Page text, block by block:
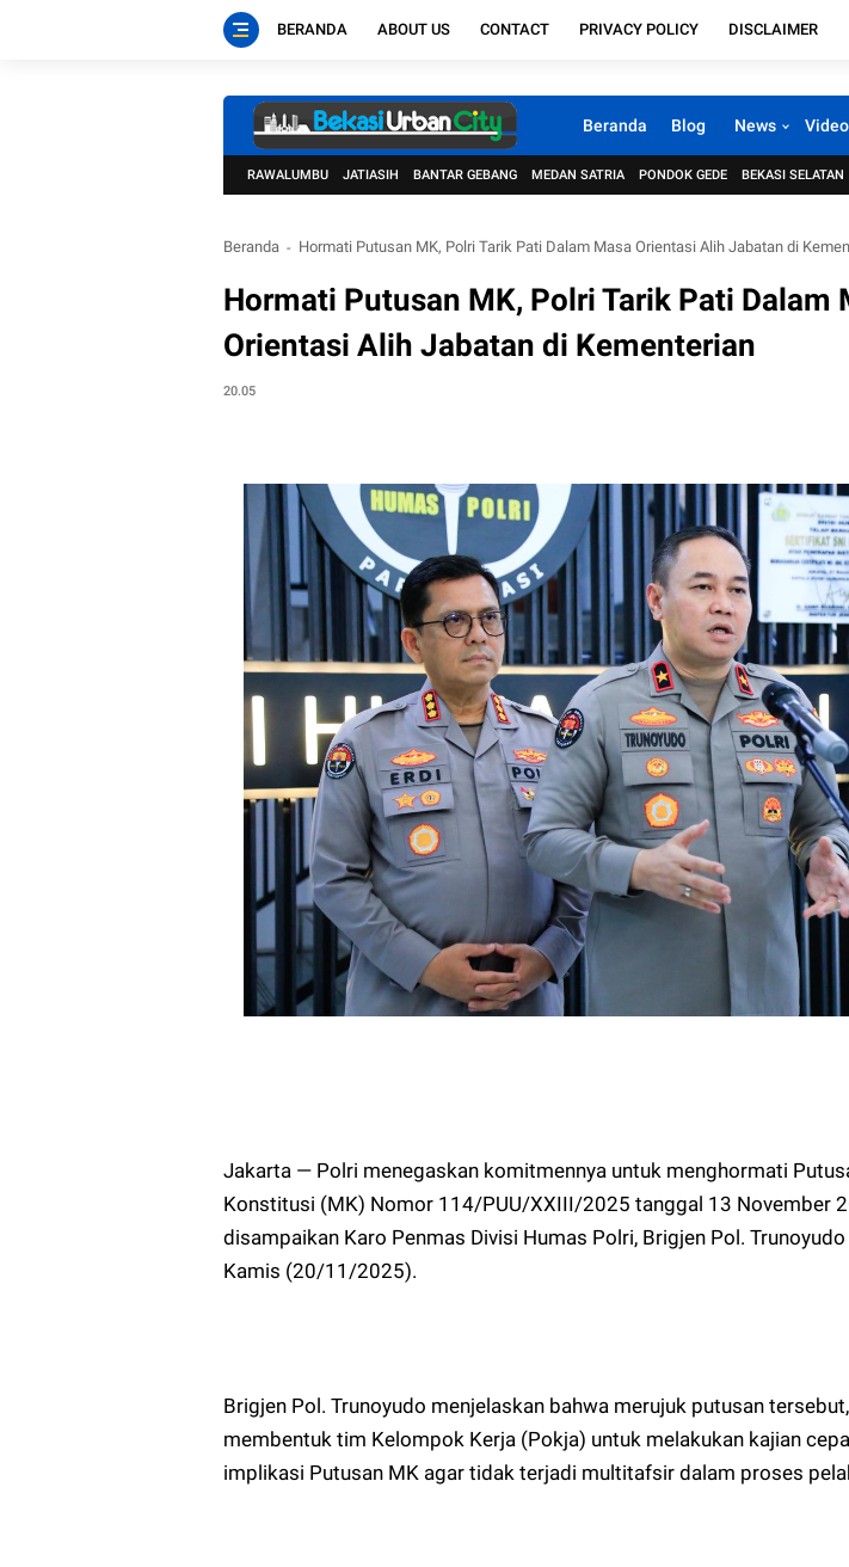
BERANDA ABOUT US CONTACT PRIVACY POLICY DISCLAIMER
Beranda Blog News Video
RAWALUMBU JATIASIH BANTAR GEBANG MEDAN SATRIA PONDOK GEDE BEKASI SELATAN
Beranda Hormati Putusan MK, Polri Tarik Pati Dalam Masa Orientasi Alih Jabatan di
Hormati Putusan MK, Polri Tarik Pati Dalam
Orientasi Alih Jabatan di Kementerian
20.05
Jakarta — Polri menegaskan komitmennya untuk menghormati
Konstitusi (MK) Nomor 114/PUU/XXIII/2025 tanggal 13 November
disampaikan Karo Penmas Divisi Humas Polri, Brigjen Pol.
Kamis (20/11/2025).
Brigjen Pol. Trunoyudo menjelaskan bahwa merujuk putusan
membentuk tim Kelompok Kerja (Pokja) untuk melakukan kajian
implikasi Putusan MK agar tidak terjadi multitafsir dalam proses